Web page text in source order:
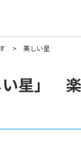
美しい星
い星」